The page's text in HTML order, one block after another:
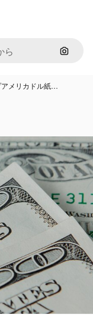
画像で
アメリカドル紙…